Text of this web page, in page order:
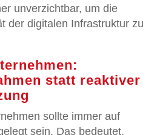
unverzichtbar, um die
der digitalen Infrastruktur zu
statt reaktiver
sollte immer auf
sein. Das bedeutet,